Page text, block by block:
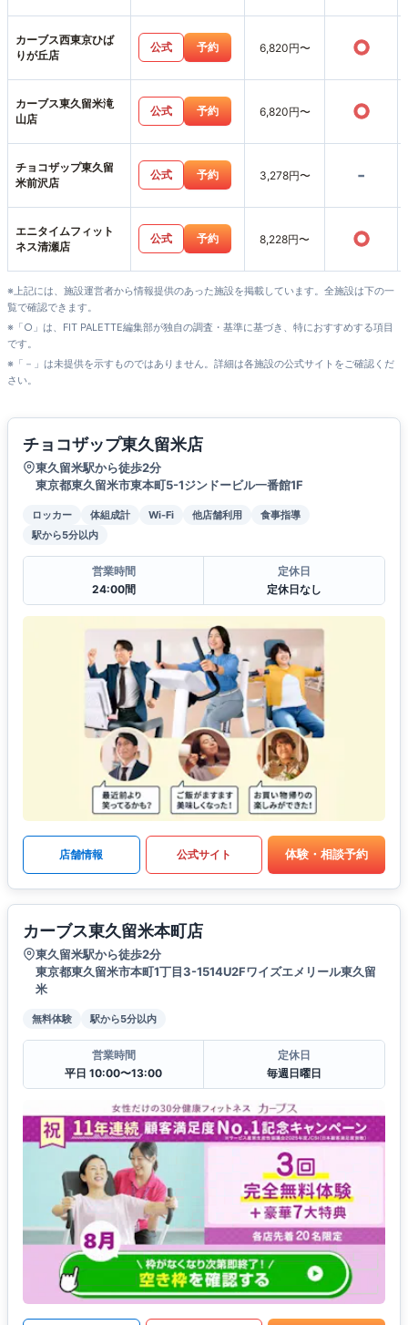
カーブス西東京ひば
りが丘店
公式 予約 6,820円〜 ○
カーブス東久留米滝
山店
公式 予約 6,820円〜 ○
チョコザップ東久留
米前沢店
公式 予約 3,278円〜 -
エニタイムフィット
ネス清瀬店
公式 予約 8,228円〜 ○
※上記には、施設運営者から情報提供のあった施設を掲載しています。全施設は下の一
覧で確認できます。
※「○」は、FIT PALETTE編集部が独自の調査・基準に基づき、特におすすめする項目
です。
※「－」は未提供を示すものではありません。詳細は各施設の公式サイトをご確認くだ
さい。
チョコザップ東久留米店
東久留米駅から徒歩2分
東京都東久留米市東本町5-1ジンドービル一番館1F
ロッカー 体組成計 Wi-Fi 他店舗利用
食事指導
駅から5分以内
営業時間
24:00間
定休日
定休日なし
店舗情報 公式サイト 体験・相談予約
カーブス東久留米本町店
東久留米駅から徒歩2分
東京都東久留米市本町1丁目3-1514U2Fワイズエメリール東久留
米
無料体験 駅から5分以内
営業時間
平日 10:00〜13:00
定休日
毎週日曜日